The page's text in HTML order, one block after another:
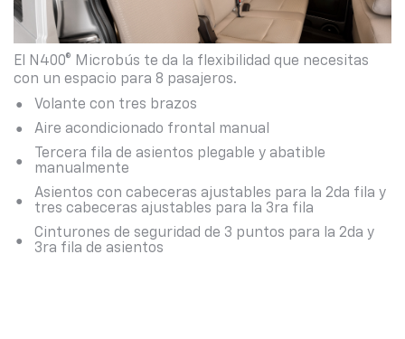
El N400® Microbús te da la flexibilidad que necesitas
con un espacio para 8 pasajeros.
Volante con tres brazos
Aire acondicionado frontal manual
Tercera fila de asientos plegable y abatible
manualmente
Asientos con cabeceras ajustables para la 2da fila y
tres cabeceras ajustables para la 3ra fila
Cinturones de seguridad de 3 puntos para la 2da y
3ra fila de asientos